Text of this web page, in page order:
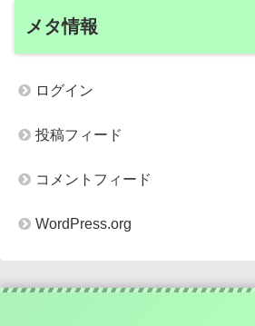
メタ情報
ログイン
投稿フィード
コメントフィード
WordPress.org